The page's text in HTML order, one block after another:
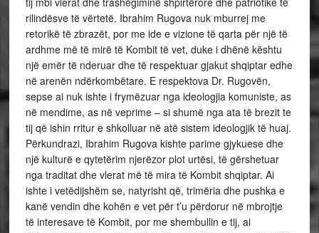
rilindësve të vërtetë. Ibrahim Rugova nuk mburrej me
retorikë të zbrazët, por me ide e vizione të qarta për një të
ardhme më të mirë të Kombit të vet, duke i dhënë kështu
një emër të nderuar dhe të respektuar gjakut shqiptar edhe
në arenën ndërkombëtare. E respektova Dr. Rugovën,
sepse ai nuk ishte i frymëzuar nga ideologjia komuniste, as
në mendime, as në veprime – si shumë nga ata të brezit te
tij që ishin rritur e shkolluar në atë sistem ideologjik të huaj.
Përkundrazi, Ibrahim Rugova kishte parime gjykuese dhe
një kulturë e qytetërim njerëzor plot urtësi, të gërshetuar
nga traditat dhe vlerat më të mira të Kombit shqiptar. Ai
ishte i vetëdijshëm se, natyrisht që, trimëria dhe pushka e
kanë vendin dhe kohën e vet për t’u përdorur në mbrojtje
të interesave të Kombit, por me shembullin e tij, ai